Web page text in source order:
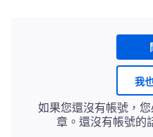
我
如果您還沒有帳號，
章。還沒有帳號的